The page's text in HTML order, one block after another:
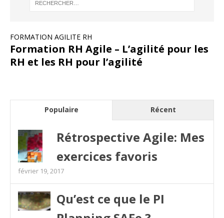
FORMATION AGILITE RH
Formation RH Agile – L’agilité pour les
RH et les RH pour l’agilité
Populaire Récent
Rétrospective Agile: Mes
exercices favoris
février 19, 2017
Qu’est ce que le PI